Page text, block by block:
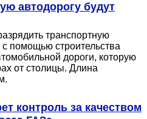
автодорогу будут
транспортную
помощью строительства
дороги, которую
от столицы. Длина
контроль за качеством